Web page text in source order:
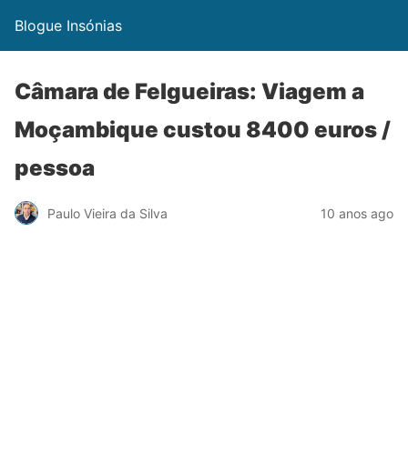
Blogue Insónias
Câmara de Felgueiras: Viagem a
Moçambique custou 8400 euros /
pessoa
Paulo Vieira da Silva 10 anos ago